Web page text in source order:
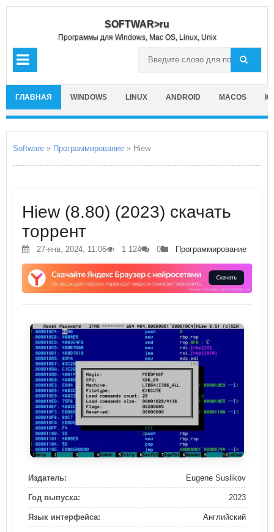
SOFTWAR>ru
Программы для Windows, Mac OS, Linux, Unix
ГЛАВНАЯ WINDOWS LINUX ANDROID MACOS
Software » Программирование » Hiew
Hiew (8.80) (2023) скачать
торрент
27-янв, 2024, 11:06 1 124 0 Программирование
Издатель: Eugene Suslikov
Год выпуска: 2023
Язык интерфейса: Английский